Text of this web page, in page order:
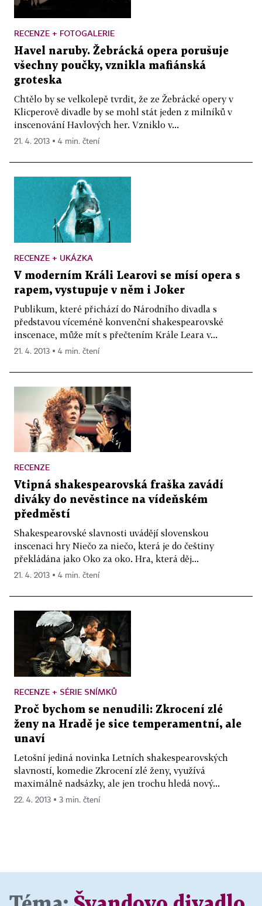
RECENZE + FOTOGALERIE
Havel naruby. Žebrácká opera porušuje
všechny poučky, vznikla mafiánská
groteska
Chtělo by se velkolepě tvrdit, že ze Žebrácké opery v
Klicperově divadle by se mohl stát jeden z milníků v
inscenování Havlových her. Vzniklo v...
21. 4. 2013 ▪ 4 min. čtení
RECENZE + UKÁZKA
V moderním Králi Learovi se mísí opera s
rapem, vystupuje v něm i Joker
Publikum, které přichází do Národního divadla s
představou víceméně konvenční shakespearovské
inscenace, může mít s přečtením Krále Leara v...
21. 4. 2013 ▪ 4 min. čtení
RECENZE
Vtipná shakespearovská fraška zavádí
diváky do nevěstince na vídeňském
předměstí
Shakespearovské slavnosti uvádějí slovenskou
inscenaci hry Niečo za niečo, která je do češtiny
překládána jako Oko za oko. Hra, která děj...
21. 4. 2013 ▪ 4 min. čtení
RECENZE + SÉRIE SNÍMKŮ
Proč bychom se nenudili: Zkrocení zlé
ženy na Hradě je sice temperamentní, ale
unaví
Letošní jediná novinka Letních shakespearovských
slavností, komedie Zkrocení zlé ženy, využívá
maximálně nadsázky, ale jen trochu hledá nový...
22. 4. 2013 ▪ 3 min. čtení